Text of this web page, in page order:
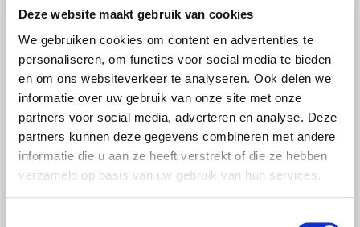
Deze website maakt gebruik van cookies
We gebruiken cookies om content en advertenties te
personaliseren, om functies voor social media te bieden
en om ons websiteverkeer te analyseren. Ook delen we
informatie over uw gebruik van onze site met onze
partners voor social media, adverteren en analyse. Deze
partners kunnen deze gegevens combineren met andere
informatie die u aan ze heeft verstrekt of die ze hebben
verzameld op basis van uw gebruik van hun services.
VENTILATIE